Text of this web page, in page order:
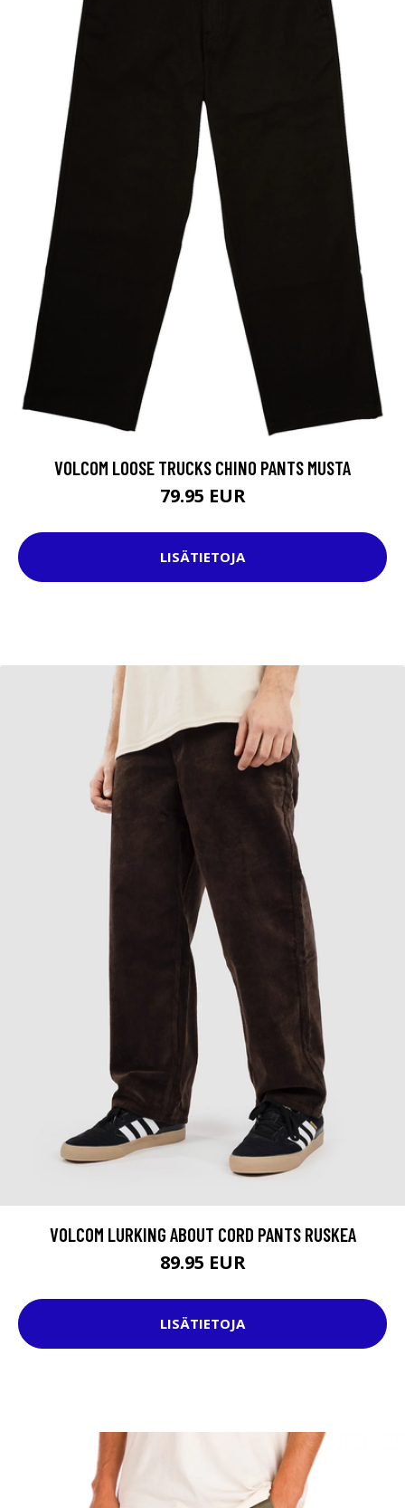
VOLCOM LOOSE TRUCKS CHINO PANTS MUSTA
79.95 EUR
LISÄTIETOJA
VOLCOM LURKING ABOUT CORD PANTS RUSKEA
89.95 EUR
LISÄTIETOJA